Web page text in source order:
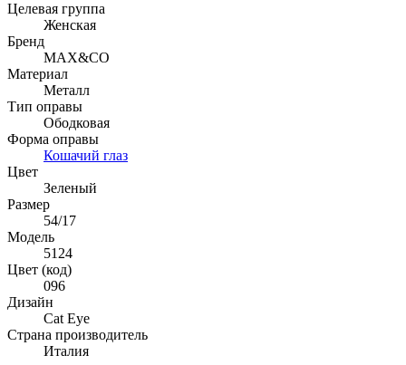
Целевая группа
Женская
Бренд
MAX&CO
Материал
Металл
Тип оправы
Ободковая
Форма оправы
Кошачий глаз
Цвет
Зеленый
Размер
54/17
Модель
5124
Цвет (код)
096
Дизайн
Cat Eye
Страна производитель
Италия